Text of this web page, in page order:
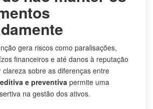
gera riscos como paralisações,
financeiros e até danos à reputação
clareza sobre as diferenças entre
e preventiva permite uma
na gestão dos ativos.